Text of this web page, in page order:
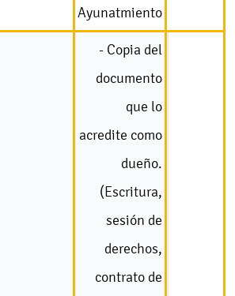
Ayunatmiento
- Copia del
documento
que lo
acredite como
dueño.
(Escritura,
sesión de
derechos,
contrato de